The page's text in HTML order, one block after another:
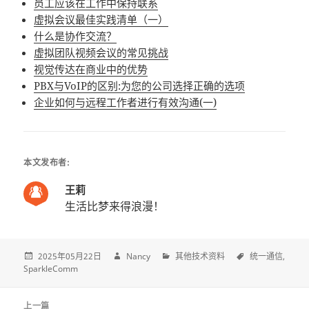
员工应该在工作中保持联系
虚拟会议最佳实践清单（一）
什么是协作交流？
虚拟团队视频会议的常见挑战
视觉传达在商业中的优势
PBX与VoIP的区别:为您的公司选择正确的选项
企业如何与远程工作者进行有效沟通(一)
本文发布者:
王莉
生活比梦来得浪漫！
2025年05月22日 Nancy 其他技术资料
统一通信
SparkleComm
上一篇